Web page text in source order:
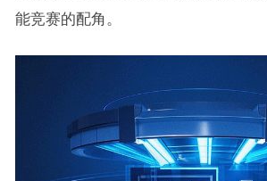
能竞赛的配角。